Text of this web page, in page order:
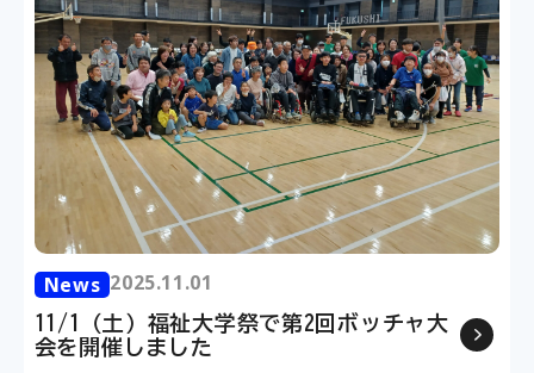
News 2025.11.01
11/1（土）福祉大学祭で第2回ボッチャ大
会を開催しました
News
11/1（土）福祉大学祭で第2回ボッ
会を開催しました